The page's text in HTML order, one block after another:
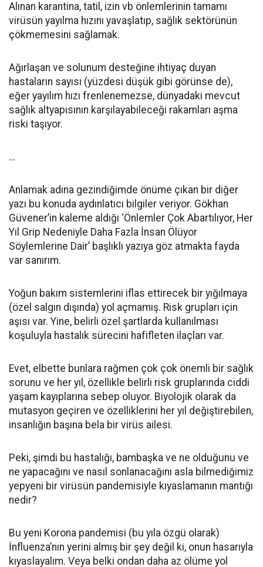
Alınan karantina, tatil, izin vb önlemlerinin tamamı
virüsün yayılma hızını yavaşlatıp, sağlık sektörünün
çökmemesini sağlamak.
Ağırlaşan ve solunum desteğine ihtiyaç duyan
hastaların sayısı (yüzdesi düşük gibi görünse de),
eğer yayılım hızı frenlenemezse, dünyadaki mevcut
sağlık altyapısının karşılayabileceği rakamları aşma
riski taşıyor.
…
Anlamak adına gezindiğimde önüme çıkan bir diğer
yazı bu konuda aydınlatıcı bilgiler veriyor. Gökhan
Güvener’in kaleme aldığı ‘Önlemler Çok Abartılıyor, Her
Yıl Grip Nedeniyle Daha Fazla İnsan Ölüyor
Söylemlerine Dair’ başlıklı yazıya göz atmakta fayda
var sanırım.
Yoğun bakım sistemlerini iflas ettirecek bir yığılmaya
(özel salgın dışında) yol açmamış. Risk grupları için
aşısı var. Yine, belirli özel şartlarda kullanılması
koşuluyla hastalık sürecini hafifleten ilaçları var.
Evet, elbette bunlara rağmen çok çok önemli bir sağlık
sorunu ve her yıl, özellikle belirli risk gruplarında ciddi
yaşam kayıplarına sebep oluyor. Biyolojik olarak da
mutasyon geçiren ve özelliklerini her yıl değiştirebilen,
insanlığın başına bela bir virüs ailesi.
Peki, şimdi bu hastalığı, bambaşka ve ne olduğunu ve
ne yapacağını ve nasıl sonlanacağını asla bilmediğimiz
yepyeni bir virüsün pandemisiyle kıyaslamanın mantığı
nedir?
Bu yeni Korona pandemisi (bu yıla özgü olarak)
İnfluenza’nın yerini almış bir şey değil ki, onun hasarıyla
kıyaslayalım. Veya belki ondan daha az ölüme yol